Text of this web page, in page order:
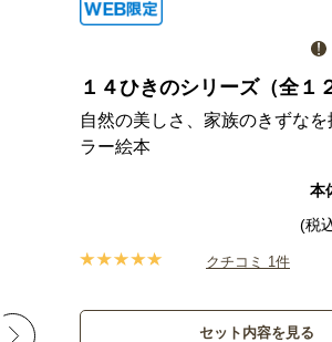
１４ひきのシリーズ（全１
自然の美しさ、家族のきずな
ラー絵本
本
(税
クチコミ 1件
セット内容を見る